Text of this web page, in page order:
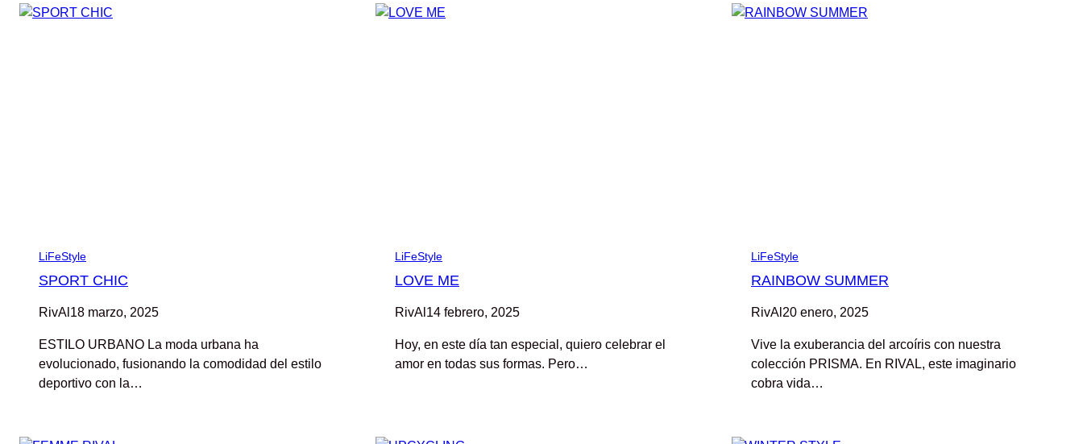
LiFeStyle
SPORT CHIC
RivAl 18 marzo, 2025
ESTILO URBANO La moda urbana ha
evolucionado, fusionando la comodidad del estilo
deportivo con la…
LiFeStyle
LOVE ME
RivAl 14 febrero, 2025
Hoy, en este día tan especial, quiero celebrar el
amor en todas sus formas. Pero…
LiFeStyle
RAINBOW SUMMER
RivAl 20 enero, 2025
Vive la exuberancia del arcoíris con nuestra
colección PRISMA. En RIVAL, este imaginario
cobra vida…